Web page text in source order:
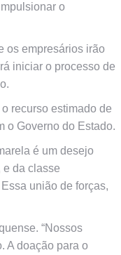
o
os empresários irão
iniciar o processo de
recurso estimado de
o Governo do Estado.
é um desejo
e da classe
união de forças,
“Nossos
A doação para o